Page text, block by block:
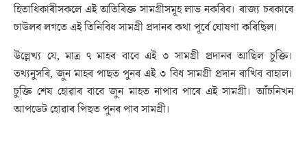
হিতাধিকাৰীসকলে এই অতিৰিক্ত সামগ্ৰীসমূহ লাভ নকৰিব। ৰাজ্য চৰকাৰে
চাউলৰ লগতে এই তিনিবিধ সামগ্ৰী প্ৰদানৰ কথা পূৰ্বে ঘোষণা কৰিছিল।
উল্লেখ্য যে, মাত্ৰ ৭ মাহৰ বাবে এই ৩ সামগ্ৰী প্ৰদানৰ আছিল চুক্তি।
তথ্যনুসৰি, জুন মাহৰ পাছত পুনৰ এই ৩ বিধ সামগ্ৰী প্ৰদান ৰাখিব বাহাল।
চুক্তি শেষ হোৱাৰ বাবে জুন মাহত নাপাব পাৰে এই সামগ্ৰী। আঁচনিখন
আপডেট হোৱাৰ পিছত পুনৰ পাব সামগ্ৰী।